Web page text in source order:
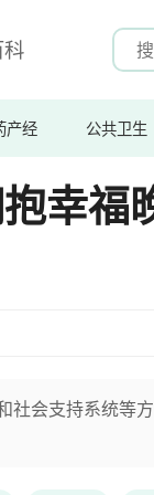
科
产经 公共卫生
幸福
社会支持系统等